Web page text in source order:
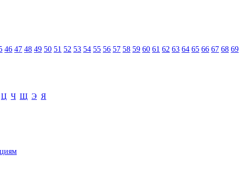
46 47 48 49 50 51 52 53 54 55 56 57 58 59 60 61 62 63 64 65 66 67 68 69
Ц Ч Щ Э Я